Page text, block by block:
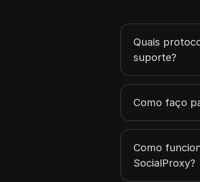
Quais
suporte?
Como faço
Como
SocialProxy?